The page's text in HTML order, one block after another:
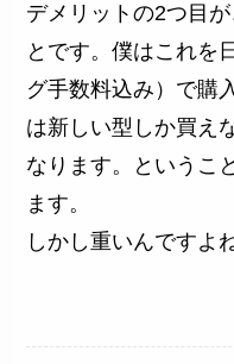
デメリットの2つ目
とです。僕はこれを
グ手数料込み）で購
は新しい型しか買え
なります。というこ
ます。
しかし重いんですよ